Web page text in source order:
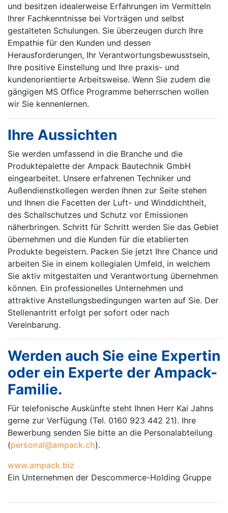
und besitzen idealerweise Erfahrungen im Vermitteln
Ihrer Fachkenntnisse bei Vorträgen und selbst
gestalteten Schulungen. Sie überzeugen durch Ihre
Empathie für den Kunden und dessen
Herausforderungen, Ihr Verantwortungsbewusstsein,
Ihre positive Einstellung und Ihre praxis- und
kundenorientierte Arbeitsweise. Wenn Sie zudem die
gängigen MS Office Programme beherrschen wollen
wir Sie kennenlernen.
Ihre Aussichten
Sie werden umfassend in die Branche und die
Produktepalette der Ampack Bautechnik GmbH
eingearbeitet. Unsere erfahrenen Techniker und
Außendienstkollegen werden Ihnen zur Seite stehen
und Ihnen die Facetten der Luft- und Winddichtheit,
des Schallschutzes und Schutz vor Emissionen
näherbringen. Schritt für Schritt werden Sie das Gebiet
übernehmen und die Kunden für die etablierten
Produkte begeistern. Packen Sie jetzt Ihre Chance und
arbeiten Sie in einem kollegialen Umfeld, in welchem
Sie aktiv mitgestalten und Verantwortung übernehmen
können. Ein professionelles Unternehmen und
attraktive Anstellungsbedingungen warten auf Sie. Der
Stellenantritt erfolgt per sofort oder nach
Vereinbarung.
Werden auch Sie eine Expertin
oder ein Experte der Ampack-
Familie.
Für telefonische Auskünfte steht Ihnen Herr Kai Jahns
gerne zur Verfügung (Tel. 0160 923 442 21). Ihre
Bewerbung senden Sie bitte an die Personalabteilung
(personal@ampack.ch).
www.ampack.biz
Ein Unternehmen der Descommerce-Holding Gruppe